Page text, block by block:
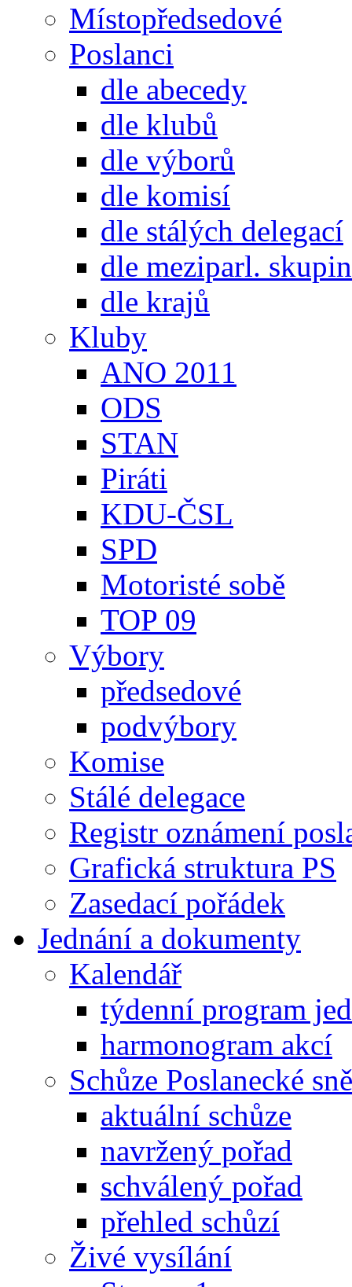
Místopředsedové
Poslanci
dle abecedy
dle klubů
dle výborů
dle komisí
dle stálých delegací
dle meziparl. skupin
dle krajů
Kluby
ANO 2011
ODS
STAN
Piráti
KDU-ČSL
SPD
Motoristé sobě
TOP 09
Výbory
předsedové
podvýbory
Komise
Stálé delegace
Registr oznámení
Grafická struktura PS
Zasedací pořádek
Jednání a dokumenty
Kalendář
týdenní program
harmonogram akcí
Schůze Poslanecké
aktuální schůze
navržený pořad
schválený pořad
přehled schůzí
Živé vysílání